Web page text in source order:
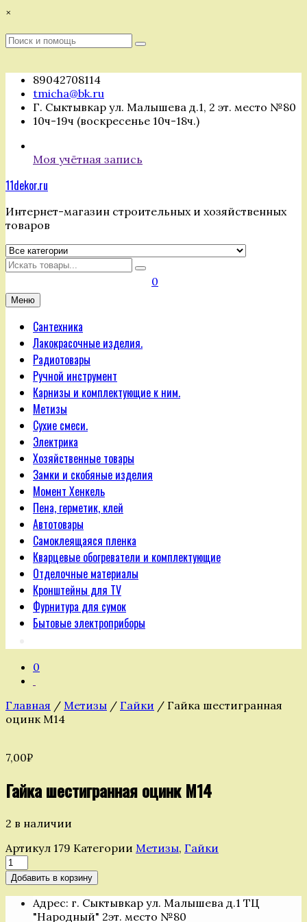
Перейти
содержимому
×
Поиск
Поиск
89042708114
tmicha@bk.ru
Г. Сыктывкар ул. Малышева д.1, 2 эт. место №80
10ч-19ч (воскресенье 10ч-18ч.)
Моя учётная запись
11dekor.ru
Интернет-магазин строительных и хозяйственных
товаров
Искать
0
Меню
Сантехника
Лакокрасочные изделия.
Радиотовары
Ручной инструмент
Карнизы и комплектующие к ним.
Метизы
Сухие смеси.
Электрика
Хозяйственные товары
Замки и скобяные изделия
Момент Хенкель
Пена, герметик, клей
Автотовары
Самоклеящаяся пленка
Кварцевые обогреватели и комплектующие
Отделочные материалы
Кронштейны для TV
Фурнитура для сумок
Бытовые электроприборы
0
Главная / Метизы / Гайки / Гайка шестигранная
оцинк М14
7,00₽
Гайка шестигранная оцинк М14
2 в наличии
Артикул 179 Категории Метизы, Гайки
Количество
товара
Гайка
шестигранная
оцинк
Добавить в корзину
Адрес: г. Сыктывкар ул. Малышева д.1 ТЦ
"Народный" 2эт. место №80